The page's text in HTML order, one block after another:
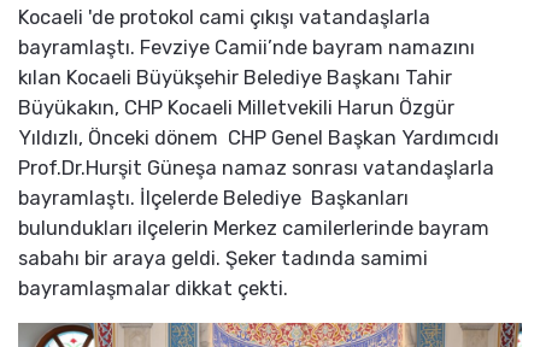
Kocaeli 'de protokol cami çıkışı vatandaşlarla
bayramlaştı. Fevziye Camii’nde bayram namazını
kılan Kocaeli Büyükşehir Belediye Başkanı Tahir
Büyükakın, CHP Kocaeli Milletvekili Harun Özgür
Yıldızlı, Önceki dönem CHP Genel Başkan Yardımcıdı
Prof.Dr.Hurşit Güneşa namaz sonrası vatandaşlarla
bayramlaştı. İlçelerde Belediye Başkanları
bulundukları ilçelerin Merkez camilerlerinde bayram
sabahı bir araya geldi. Şeker tadında samimi
bayramlaşmalar dikkat çekti.